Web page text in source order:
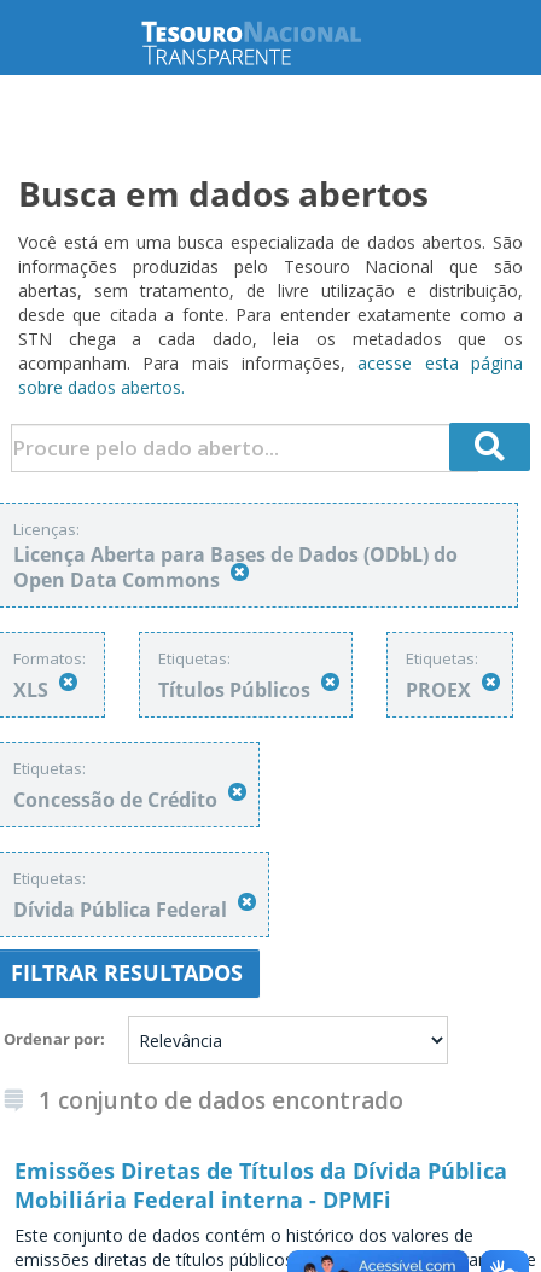
Busca em dados abertos
Você está em uma busca especializada de dados abertos. São
informações produzidas pelo Tesouro Nacional que são
abertas, sem tratamento, de livre utilização e distribuição,
desde que citada a fonte. Para entender exatamente como a
STN chega a cada dado, leia os metadados que os
acompanham. Para mais informações,acesse esta página
sobre dados abertos.
Licenças:
Licença Aberta para Bases de Dados (ODbL) do
Open Data Commons
Formatos:
XLS
Etiquetas:
Títulos Públicos
Etiquetas:
PROEX
Etiquetas:
Concessão de Crédito
Etiquetas:
Dívida Pública Federal
FILTRAR RESULTADOS
Ordenar por
1 conjunto de dados encontrado
Emissões Diretas de Títulos da Dívida Pública
Mobiliária Federal interna - DPMFi
Este conjunto de dados contém o histórico dos valores de
emissões diretas de títulos públicos, decorrentes de programas de